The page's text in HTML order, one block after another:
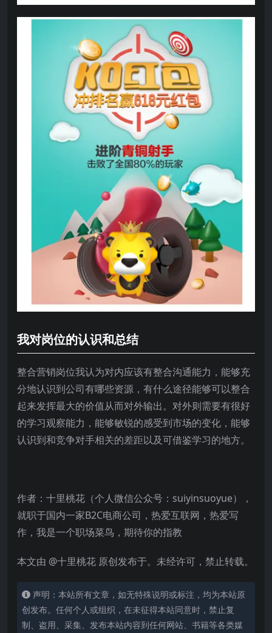
我对岗位的认识和总结
整合营销岗位我认为对内应该有整合沟通能力，能够充
分地认识到公司有哪些资源，有什么途径能够可以整合
起来发挥最大的价值从而对外输出。对外则需要有很好
的学习观察能力，能够敏锐的感受到市场的变化，能够
认识到和竞争对手相关的差距以及可借鉴学习的地方。
作者：十里桃花（个人微信公众号：suiyinsuoyue），
就职于国内一家B2C电商公司，热爱互联网，热爱写
作，我是一个职场菜鸟，期待你的指教
本文由 @十里桃花 原创发布于。未经许可，禁止转载。
声明：本站所有文章，如无特殊说明或标注，均为本站原
创发布。任何个人或组织，在未征得本站同意时，禁止复
制、盗用、采集、发布本站内容到任何网站、书籍等各类媒